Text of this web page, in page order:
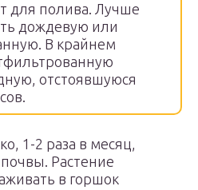
для полива. Лучше
дождевую или
В крайнем
отстоявшуюся
1-2 раза в месяц,
Растение
в горшок